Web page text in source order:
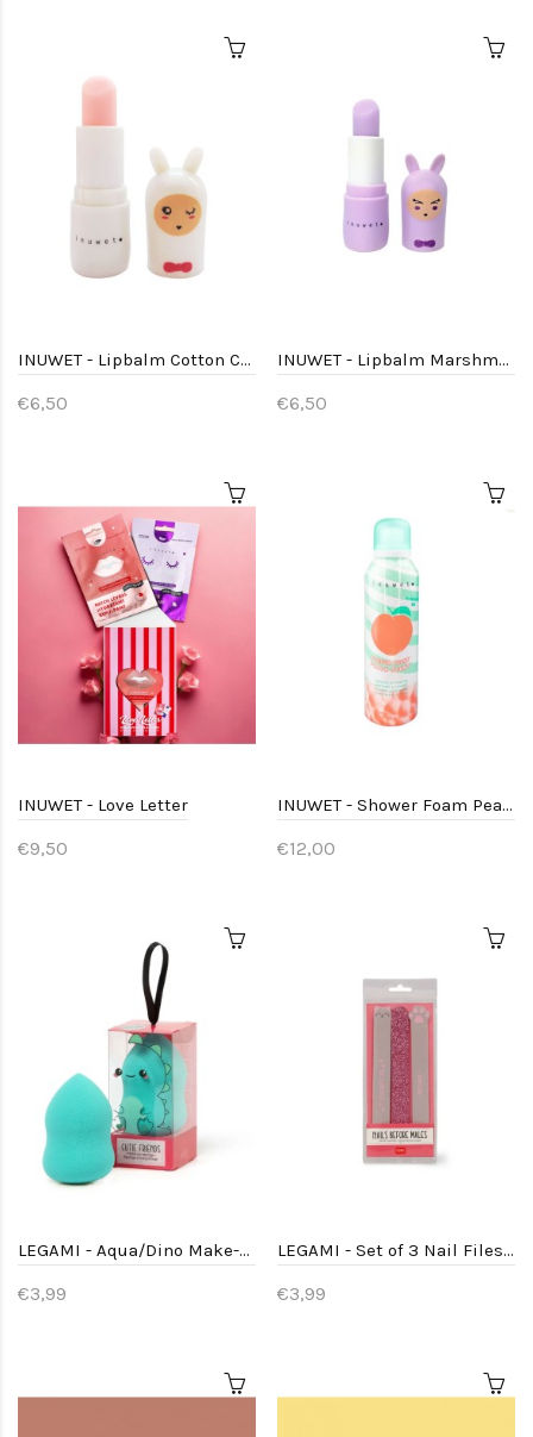
INUWET - Lipbalm Cotton Candy White
€6,50
INUWET - Lipbalm Marshmallow Mauve
€6,50
INUWET - Love Letter
€9,50
INUWET - Shower Foam Peach
€12,00
LEGAMI - Aqua/Dino Make-up Sponge - Cutie Friends
€3,99
LEGAMI - Set of 3 Nail Files - Nails Before Males - Kitty
€3,99